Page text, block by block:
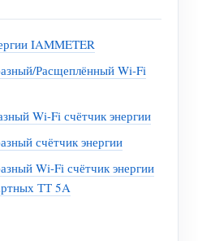
IAMMETER
Расщеплённый Wi-Fi
Wi-Fi счётчик энергии
счётчик энергии
Wi-Fi счётчик энергии
ТТ 5A